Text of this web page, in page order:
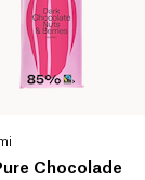
Chocolade